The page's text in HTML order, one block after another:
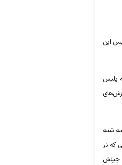
این
پلیس
شنبه
که در
چینش